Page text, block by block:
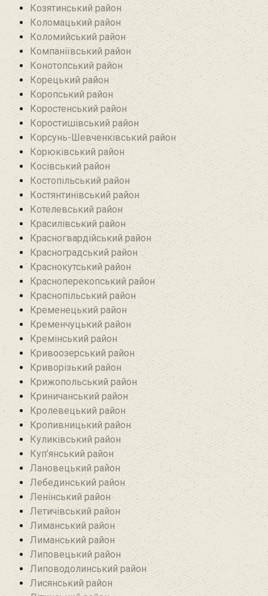
Козятинський район
Коломацький район
Коломийський район
Компаніївський район
Конотопський район
Корецький район
Коропський район
Коростенський район
Коростишівський район‎
Корсунь-Шевченківський район
Корюківський район
Косівський район
Костопільський район
Костянтинівський район‎
Котелевський район
Красилівський район
Красногвардійський район
Красноградський район
Краснокутський район
Красноперекопський район
Краснопільський район
Кременецький район
Кременчуцький район
Кремінський район‎
Кривоозерський район‎
Криворізький район
Крижопольський район
Криничанський район
Кролевецький район‎
Кропивницький район
Куликівський район
Куп’янський район
Лановецький район
Лебединський район
Ленінський район
Летичівський район
Лиманський район
Лиманський район
Липовецький район
Липоводолинський район
Лисянський район